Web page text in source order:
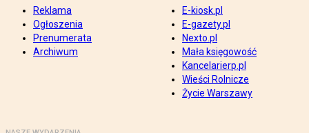
Reklama
Ogłoszenia
Prenumerata
Archiwum
E-kiosk.pl
E-gazety.pl
Nexto.pl
Mała księgowość
Kancelarierp.pl
Wieści Rolnicze
Życie Warszawy